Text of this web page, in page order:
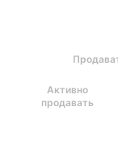
Активно
продавать